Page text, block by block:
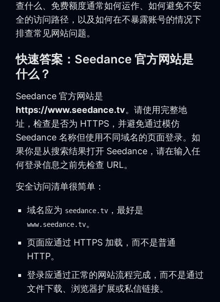
查什么、免费额度通常如何运作、如何避免不安
全的访问路径，以及如何在不暴露账号的情况下
排查常见网站问题。
快速答案：Seedance 官方网站是
什么？
Seedance 官方网站是
https://www.seedance.tv。请使用完整地
址，检查是否为 HTTPS，并避免通过模仿
Seedance 名称但使用不同域名的页面登录。如
果你是从搜索结果打开 Seedance，请在输入任
何登录信息之前先检查 URL。
安全访问清单很简单：
域名应为 seedance.tv，最好是
www.seedance.tv。
页面应通过 HTTPS 加载，而不是普通
HTTP。
登录应通过正常的网站流程完成，而不是通过
文件下载、浏览器扩展或私信链接。